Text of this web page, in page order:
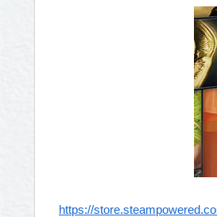
https://